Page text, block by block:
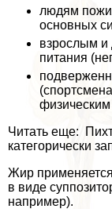
людям
основных
взрослым и
питания
физическим
Читать еще:
категорически
Жир
в виде
например).